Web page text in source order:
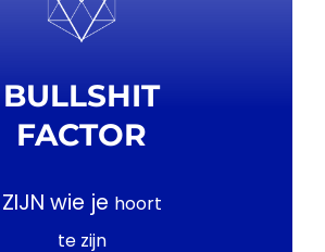
BULLSHIT
FACTOR
ZIJN wie je hoort
te zijn